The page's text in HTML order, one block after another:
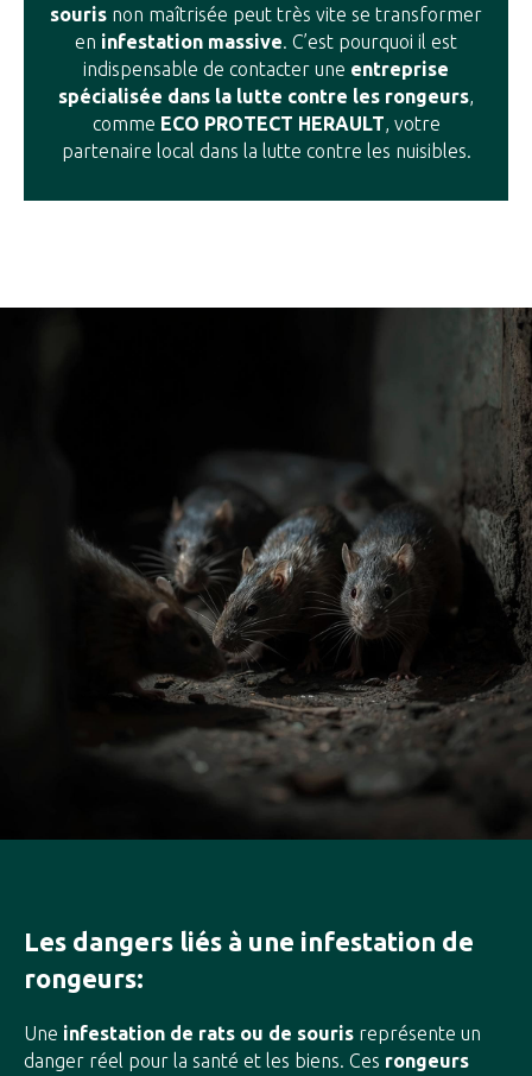
souris non maîtrisée peut très vite se transformer
en infestation massive. C’est pourquoi il est
indispensable de contacter une entreprise
spécialisée dans la lutte contre les rongeurs,
comme ECO PROTECT HERAULT, votre
partenaire local dans la lutte contre les nuisibles.
Les dangers liés à une infestation de
rongeurs:
Une infestation de rats ou de souris représente un
danger réel pour la santé et les biens. Ces rongeurs